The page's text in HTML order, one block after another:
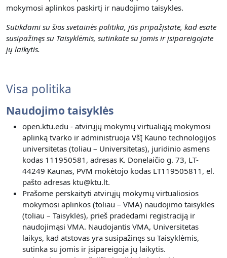
mokymosi aplinkos paskirtį ir naudojimo taisykles.
Sutikdami su šios svetainės politika, jūs pripažįstate, kad esate
susipažinęs su Taisyklėmis, sutinkate su jomis ir įsipareigojate
jų laikytis.
Visa politika
Naudojimo taisyklės
open.ktu.edu - atvirųjų mokymų virtualiąją mokymosi
aplinką tvarko ir administruoja VšĮ Kauno technologijos
universitetas (toliau – Universitetas), juridinio asmens
kodas 111950581, adresas K. Donelaičio g. 73, LT-
44249 Kaunas, PVM mokėtojo kodas LT119505811, el.
pašto adresas ktu@ktu.lt.
Prašome perskaityti atvirųjų mokymų virtualiosios
mokymosi aplinkos (toliau – VMA) naudojimo taisykles
(toliau – Taisyklės), prieš pradėdami registraciją ir
naudojimąsi VMA. Naudojantis VMA, Universitetas
laikys, kad atstovas yra susipažinęs su Taisyklėmis,
sutinka su jomis ir įsipareigoja jų laikytis.